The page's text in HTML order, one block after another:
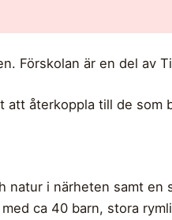
Förskolan är en del av
att återkoppla till de som
i närheten samt en
ca 40 barn, stora